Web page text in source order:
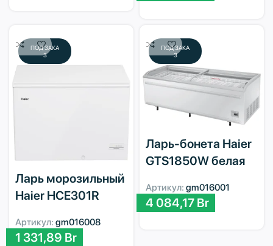
ПОД ЗАКА
З
Ларь морозильный
Haier HCE301R
Артикул: gm016008
1 331,89 Br
ПОД ЗАКА
З
Ларь-бонета Haier
GTS1850W белая
Артикул: gm016001
4 084,17 Br